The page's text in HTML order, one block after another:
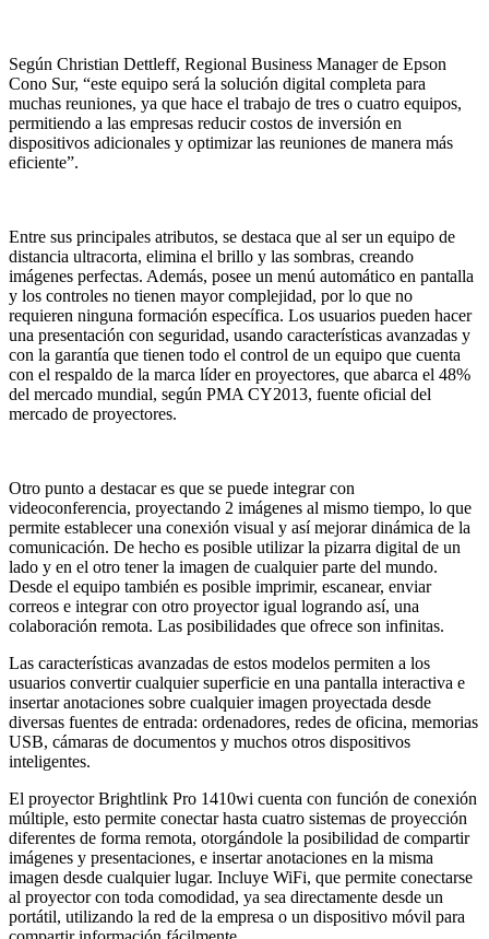
Según Christian Dettleff, Regional Business Manager de Epson
Cono Sur, “este equipo será la solución digital completa para
muchas reuniones, ya que hace el trabajo de tres o cuatro equipos,
permitiendo a las empresas reducir costos de inversión en
dispositivos adicionales y optimizar las reuniones de manera más
eficiente”.
Entre sus principales atributos, se destaca que al ser un equipo de
distancia ultracorta, elimina el brillo y las sombras, creando
imágenes perfectas. Además, posee un menú automático en pantalla
y los controles no tienen mayor complejidad, por lo que no
requieren ninguna formación específica. Los usuarios pueden hacer
una presentación con seguridad, usando características avanzadas y
con la garantía que tienen todo el control de un equipo que cuenta
con el respaldo de la marca líder en proyectores, que abarca el 48%
del mercado mundial, según PMA CY2013, fuente oficial del
mercado de proyectores.
Otro punto a destacar es que se puede integrar con
videoconferencia, proyectando 2 imágenes al mismo tiempo, lo que
permite establecer una conexión visual y así mejorar dinámica de la
comunicación. De hecho es posible utilizar la pizarra digital de un
lado y en el otro tener la imagen de cualquier parte del mundo.
Desde el equipo también es posible imprimir, escanear, enviar
correos e integrar con otro proyector igual logrando así, una
colaboración remota. Las posibilidades que ofrece son infinitas.
Las características avanzadas de estos modelos permiten a los
usuarios convertir cualquier superficie en una pantalla interactiva e
insertar anotaciones sobre cualquier imagen proyectada desde
diversas fuentes de entrada: ordenadores, redes de oficina, memorias
USB, cámaras de documentos y muchos otros dispositivos
inteligentes.
El proyector Brightlink Pro 1410wi cuenta con función de conexión
múltiple, esto permite conectar hasta cuatro sistemas de proyección
diferentes de forma remota, otorgándole la posibilidad de compartir
imágenes y presentaciones, e insertar anotaciones en la misma
imagen desde cualquier lugar. Incluye WiFi, que permite conectarse
al proyector con toda comodidad, ya sea directamente desde un
portátil, utilizando la red de la empresa o un dispositivo móvil para